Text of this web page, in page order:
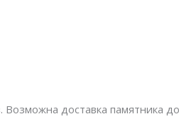
доставка памятника